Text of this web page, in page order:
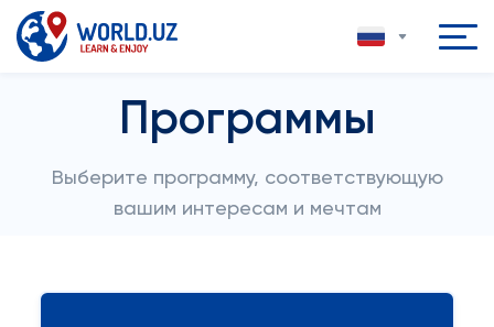
Программы
Выберите программу, соответствующую
вашим интересам и мечтам